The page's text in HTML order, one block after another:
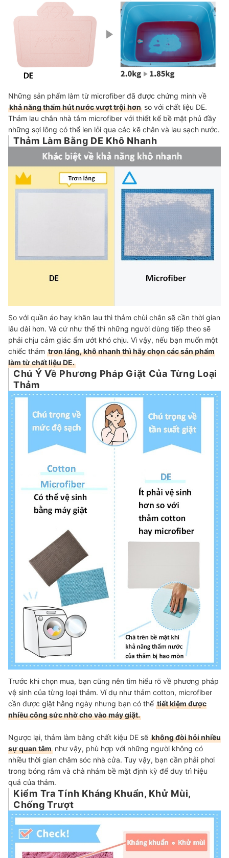
Những sản phẩm làm từ microfiber đã được chứng minh về
khả năng thấm hút nước vượt trội hơn so với chất liệu DE.
Thảm lau chân nhà tắm microfiber với thiết kế bề mặt phủ đầy
những sợi lông có thể len lỏi qua các kẽ chân và lau sạch nước.
Thảm Làm Bằng DE Khô Nhanh
So với quần áo hay khăn lau thì thảm chùi chân sẽ cần thời gian
lâu dài hơn. Và cứ như thế thì những người dùng tiếp theo sẽ
phải chịu cảm giác ẩm ướt khó chịu. Vì vậy, nếu bạn muốn một
chiếc thảm trơn láng, khô nhanh thì hãy chọn các sản phẩm
làm từ chất liệu DE.
Chú Ý Về Phương Pháp Giặt Của Từng Loại
Thảm
Trước khi chọn mua, bạn cũng nên tìm hiểu rõ về phương pháp
vệ sinh của từng loại thảm. Ví dụ như thảm cotton, microfiber
cần được giặt hằng ngày nhưng bạn có thể tiết kiệm được
nhiều công sức nhờ cho vào máy giặt.
Ngược lại, thảm làm bằng chất kiệu DE sẽ không đòi hỏi nhiều
sự quan tâm như vậy, phù hợp với những người không có
nhiều thời gian chăm sóc nhà cửa. Tuy vậy, bạn cần phải phơi
trong bóng râm và chà nhám bề mặt định kỳ để duy trì hiệu
quả của thảm.
Kiểm Tra Tính Kháng Khuẩn, Khử Mùi,
Chống Trượt